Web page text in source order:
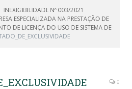
INEXIGIBILIDADE Nº 003/2021
ESPECIALIZADA NA PRESTAÇÃO DE
DE LICENÇA DO USO DE SISTEMA DE
0